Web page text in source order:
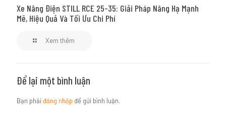
Xe Nâng Điện STILL RCE 25-35: Giải Pháp Nâng Hạ Mạnh
Mẽ, Hiệu Quả Và Tối Ưu Chi Phí
Xem thêm
Để lại một bình luận
Bạn phải đăng nhập để gửi bình luận.